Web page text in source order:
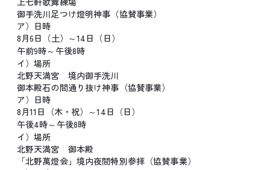
御手洗川足つけ燈明神事（協賛事業）
ア）日時
8月6日（土）～14日（日）
午前9時～午後8時
イ）場所
北野天満宮 境内御手洗川
御本殿石の間通り抜け神事（協賛事業）
ア）日時
8月11日（木・祝）～14日（日）
午後4時～午後8時
イ）場所
北野天満宮 御本殿
「北野萬燈会」境内夜間特別参拝（協賛事業）